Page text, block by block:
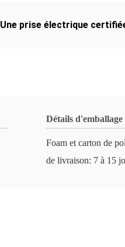
Une prise électrique
Détails d'emballage
Foam et carton de
de livraison: 7 à 15